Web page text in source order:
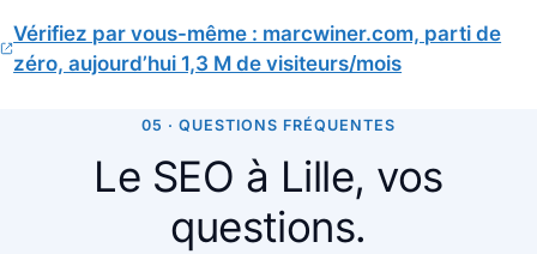
Vérifiez par vous-même : marcwiner.com, parti de
zéro, aujourd’hui 1,3 M de visiteurs/mois
05 · QUESTIONS FRÉQUENTES
Le SEO à Lille, vos
questions.